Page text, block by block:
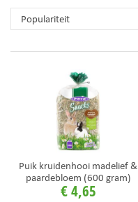
Puik kruidenhooi madelief &
paardebloem (600 gram)
€4,65